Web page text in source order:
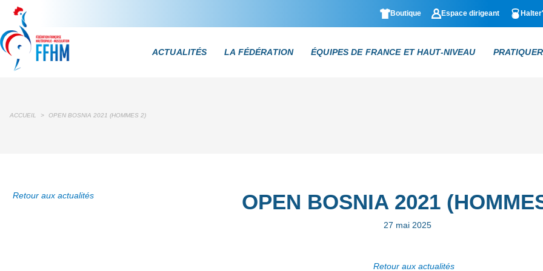
Boutique Espace dirigeant
ACTUALITÉS LA FÉDÉRATION ÉQUIPES DE FRANCE ET HAUT-NIVEAU PRATIQUER
ACCUEIL > OPEN BOSNIA 2021 (HOMMES 2)
Retour aux actualités OPEN BOSNIA 2021
27 mai 2025
Retour aux actualités